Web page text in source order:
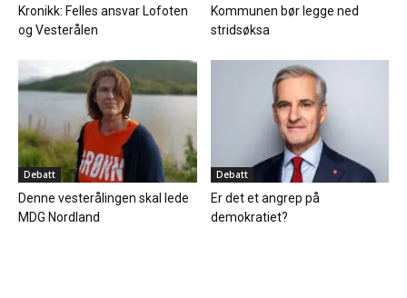
Kronikk: Felles ansvar Lofoten
og Vesterålen
Kommunen bør legge ned
stridsøksa
Debatt
Denne vesterålingen skal lede
MDG Nordland
Debatt
Er det et angrep på
demokratiet?